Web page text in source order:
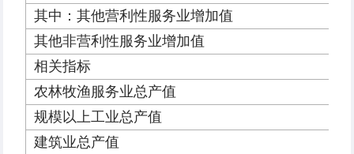
其中：其他营利性服务业增加值
其他非营利性服务业增加值
相关指标
农林牧渔服务业总产值
规模以上工业总产值
建筑业总产值